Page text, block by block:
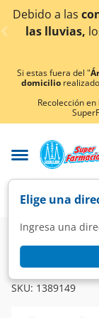
< div
Debido a las
las lluvias,
Si estas fuera del "
domicilio
Recolección en
Elige una
Ingresa una
Farmacia
Lobuxal 150mg/
SKU: 1389149